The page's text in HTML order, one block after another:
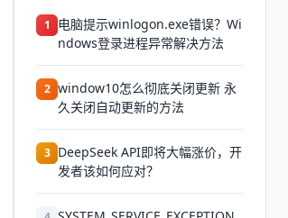
1
电脑提示winlogon.exe错误？Wi
ndows登录进程异常解决方法
2 window10怎么彻底关闭更新 永
久关闭自动更新的方法
3 DeepSeek API即将大幅涨价，开
发者该如何应对？